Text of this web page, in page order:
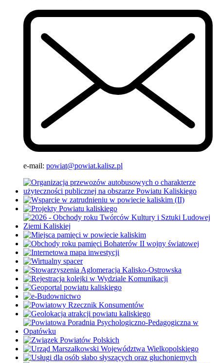
e-mail: powiat@powiat.kalisz.pl